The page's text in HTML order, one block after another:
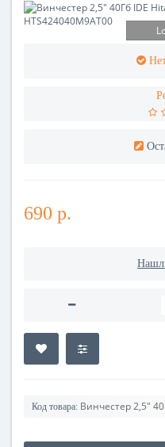
690 р.
Код товара: Винчестер 2,5"